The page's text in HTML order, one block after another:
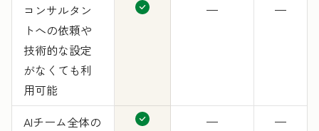
コンサルタン
トへの依頼や
技術的な設定
がなくても利
用可能
— —
AIチーム全体の
— —